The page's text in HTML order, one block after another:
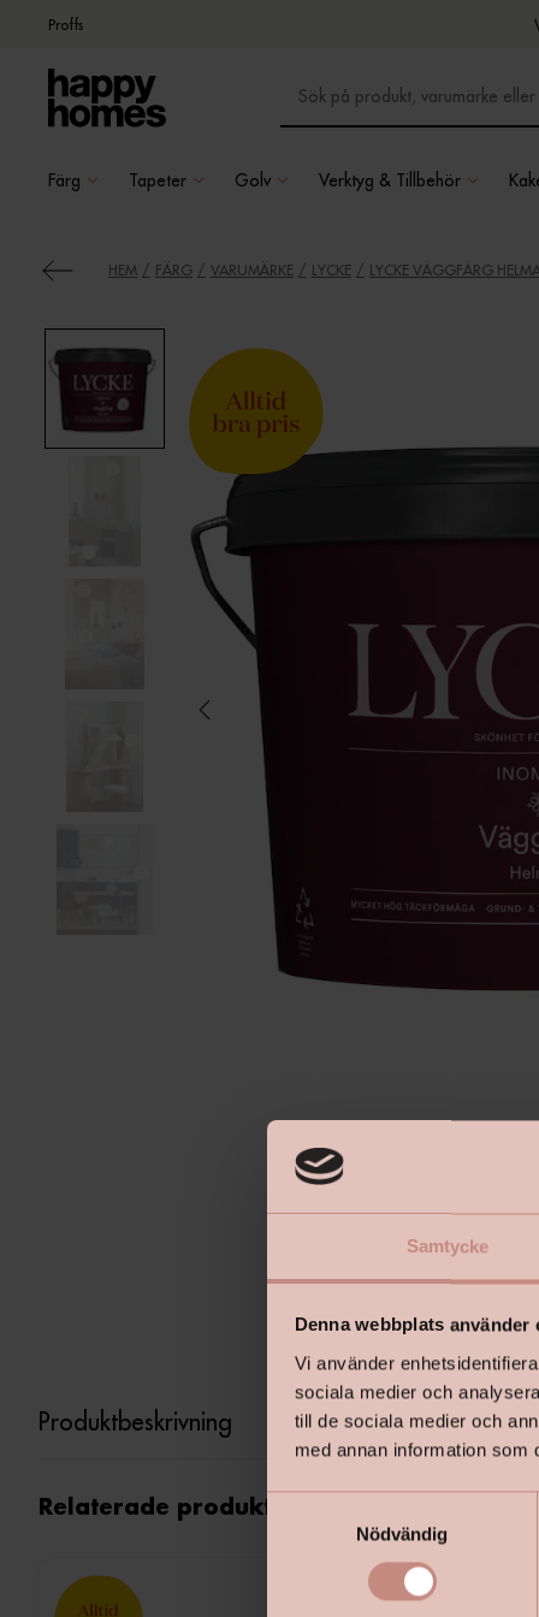
Samtycke
Denna webbplats använder
Vi använder
sociala medier och
till de sociala medier och
med annan information som
S
Nödvändig
Proffs
Färg Tapeter Golv Verktyg & Tillbehör
HEM FÄRG VARUMÄRKE LYCKE LYCKE VÄGGFÄRG
Produktbeskrivning
Relaterade produkter